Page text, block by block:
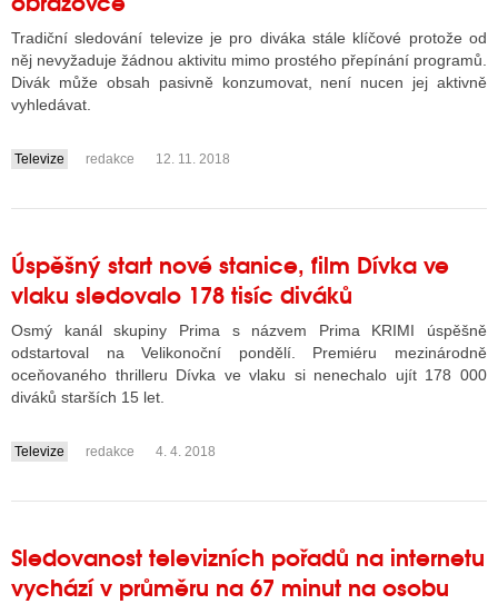
TELEVIZE
TELEVIZÍ
VYSÍLAČE
RÁDIA
STRÁNKY RÁDIÍ
STRÁNKY TV
TISK
Tradiční sledování televize je pro diváka stále klíčové protože od
něj nevyžaduje žádnou aktivitu mimo prostého přepínání programů.
Divák může obsah pasivně konzumovat, není nucen jej aktivně
vyhledávat.
....
Televize redakce 12. 11. 2018
Úspěšný start nové stanice, film Dívka ve
vlaku sledovalo 178 tisíc diváků
Osmý kanál skupiny Prima s názvem Prima KRIMI úspěšně
odstartoval na Velikonoční pondělí. Premiéru mezinárodně
oceňovaného thrilleru Dívka ve vlaku si nenechalo ujít 178 000
diváků starších 15 let.
....
Televize redakce 4. 4. 2018
Sledovanost televizních pořadů na internetu
vychází v průměru na 67 minut na osobu